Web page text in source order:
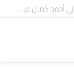
شركة “Scope Developments” تعلن تولي أحمد كمال عيسى منصب الرئيس التنفيذي للقطاع التجاري